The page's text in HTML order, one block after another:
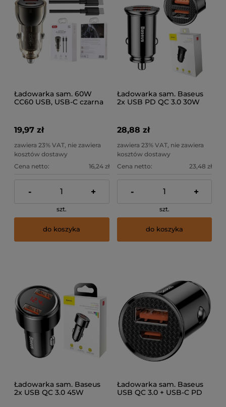
Ładowarka sam. 60W
CC60 USB, USB-C czarna
19,97 zł
zawiera 23% VAT, nie zawiera
kosztów dostawy
Cena netto:
16,24 zł
- +
szt.
do koszyka
Ładowarka sam. Baseus
2x USB PD QC 3.0 30W
28,88 zł
zawiera 23% VAT, nie zawiera
kosztów dostawy
Cena netto:
23,48 zł
- +
szt.
do koszyka
Ładowarka sam. Baseus
2x USB QC 3.0 45W
Ładowarka sam. Baseus
USB QC 3.0 + USB-C PD